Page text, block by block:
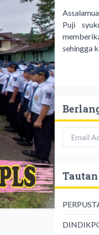
Puji
sehingga
Tautan